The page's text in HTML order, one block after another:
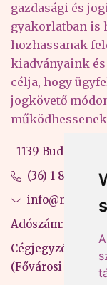
gazdasági és
gyakorlatban is
hozhassanak
kiadványaink
célja, hogy
jogkövető
1139 Budapest,
(36) 1 880 76
info@mprx.hu
Adószám:
(Fővárosi Bíróság)